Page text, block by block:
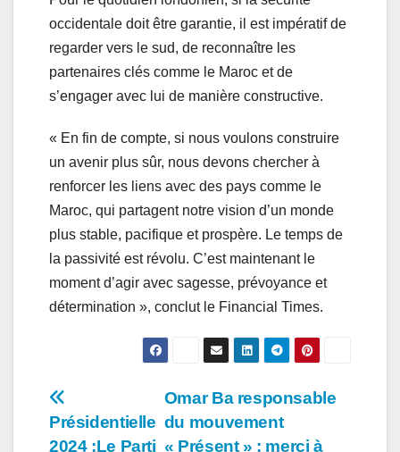
occidentale doit être garantie, il est impératif de
regarder vers le sud, de reconnaître les
partenaires clés comme le Maroc et de
s’engager avec lui de manière constructive.
« En fin de compte, si nous voulons construire
un avenir plus sûr, nous devons chercher à
renforcer les liens avec des pays comme le
Maroc, qui partagent notre vision d’un monde
plus stable, pacifique et prospère. Le temps de
la passivité est révolu. C’est maintenant le
moment d’agir avec sagesse, prévoyance et
détermination », conclut le Financial Times.
Navigation
de
Omar Ba responsable
du mouvement
« Présent » : merci à
Présidentielle
2024 :Le Parti